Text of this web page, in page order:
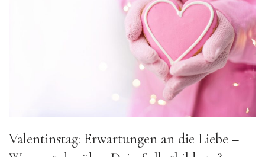
Valentinstag: Erwartungen an die Liebe –